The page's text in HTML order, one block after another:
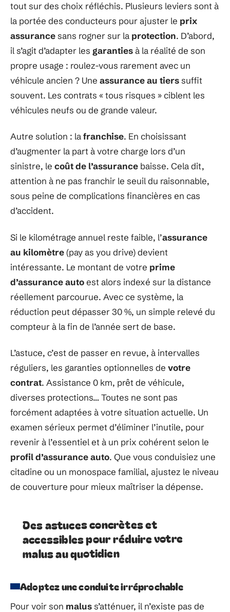
tout sur des choix réfléchis. Plusieurs leviers sont à
la portée des conducteurs pour ajuster le prix
assurancesans rogner sur la protection. D’abord,
il s’agit d’adapter les garantiesà la réalité de son
propre usage : roulez-vous rarement avec un
véhicule ancien ? Une assurance au tierssuffit
souvent. Les contrats « tous risques » ciblent les
véhicules neufs ou de grande valeur.
Autre solution : lafranchise. En choisissant
d’augmenter la part à votre charge lors d’un
sinistre, le coût de l’assurance baisse. Cela dit,
attention à ne pas franchir le seuil du raisonnable,
sous peine de complications financières en cas
d’accident.
Si le kilométrage annuel reste faible, l’assurance
au kilomètre(pay as you drive) devient
intéressante. Le montant de votre prime
d’assurance autoest alors indexé sur la distance
réellement parcourue. Avec ce système, la
réduction peut dépasser 30 %, un simple relevé du
compteur à la fin de l’année sert de base.
L’astuce, c’est de passer en revue, à intervalles
réguliers, les garanties optionnelles de votre
contrat. Assistance 0 km, prêt de véhicule,
diverses protections… Toutes ne sont pas
forcément adaptées à votre situation actuelle. Un
examen sérieux permet d’éliminer l’inutile, pour
revenir à l’essentiel et à un prix cohérent selon le
profil d’assurance auto. Que vous conduisiez une
citadine ou un monospace familial, ajustez le niveau
de couverture pour mieux maîtriser la dépense.
Des astuces concrètes et
accessibles pour réduire votre
malus au quotidien
Adoptez une conduite irréprochable
Pour voir son maluss’atténuer, il n’existe pas de